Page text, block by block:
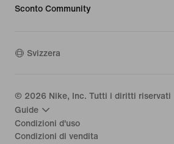
Sconto Community
Svizzera
© 2026 Nike, Inc. Tutti i diritti riservati
Guide
Condizioni d'uso
Condizioni di vendita